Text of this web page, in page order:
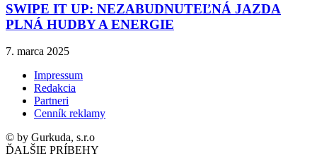
SWIPE IT UP: NEZABUDNUTEĽNÁ JAZDA
PLNÁ HUDBY A ENERGIE
7. marca 2025
Impressum
Redakcia
Partneri
Cenník reklamy
© by Gurkuda, s.r.o
ĎALŠIE PRÍBEHY